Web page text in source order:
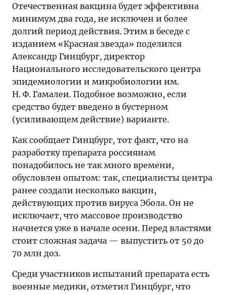
Отечественная вакцина будет эффективна
минимум два года, не исключен и более
долгий период действия. Этим в беседе с
изданием «Красная звезда» поделился
Александр Гинцбург, директор
Национального исследовательского центра
эпидемиологии и микробиологии им.
Н. Ф. Гамалеи. Подобное возможно, если
средство будет введено в бустерном
(усиливающем действие) варианте.
Как сообщает Гинцбург, тот факт, что на
разработку препарата россиянам
понадобилось не так много времени,
обусловлен опытом: так, специалисты центра
ранее создали несколько вакцин,
действующих против вируса Эбола. Он не
исключает, что массовое производство
начнется уже в начале осени. Перед властями
стоит сложная задача — выпустить от 50 до
70 млн доз.
Среди участников испытаний препарата есть
военные медики, отметил Гинцбург, что